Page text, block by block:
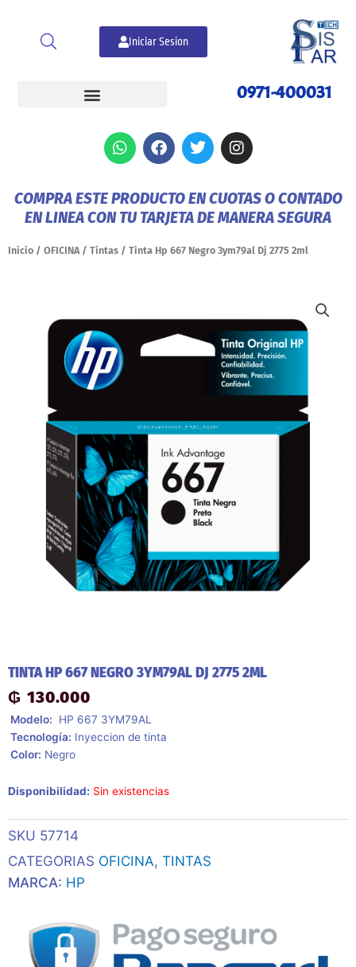
contenido
Iniciar Sesion
0971-400031
W
h
s
a
p
F
a
b
o
k
T
w
t
e
I
n
a
g
a
COMPRA ESTE PRODUCTO EN CUOTAS O CONTADO
EN LINEA CON TU TARJETA DE MANERA SEGURA
Inicio / OFICINA / Tintas / Tinta Hp 667 Negro 3ym79al Dj 2775 2ml
TINTA HP 667 NEGRO 3YM79AL DJ 2775 2ML
₲ 130.000
 Modelo: HP 667 3YM79AL
 Tecnología: Inyeccion de tinta
 Color: Negro
Disponibilidad: Sin existencias
SKU 57714
CATEGORIAS OFICINA, TINTAS
MARCA: HP